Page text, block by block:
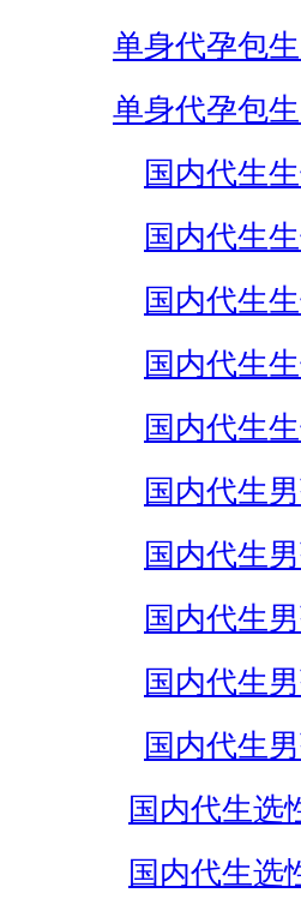
单身代孕包
单身代孕包
国内代生
国内代生
国内代生
国内代生
国内代生
国内代生
国内代生
国内代生
国内代生
国内代生
国内代生选
国内代生选